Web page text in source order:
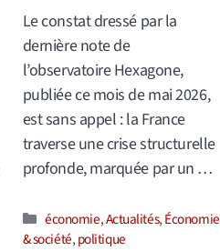
Le constat dressé par la
dernière note de
l’observatoire Hexagone,
publiée ce mois de mai 2026,
est sans appel : la France
traverse une crise structurelle
profonde, marquée par un …
Catégories
économie,Actualités,Économie
& société,politique